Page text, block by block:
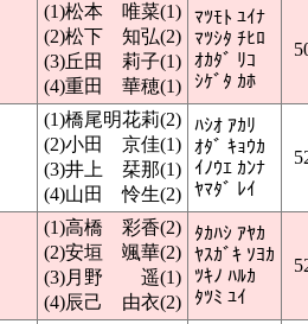
(1)松本 唯菜(1)
(2)松下 知弘(2)
(3)丘田 莉子(1)
(4)重田 華穂(1)
ﾏﾂﾓﾄ ﾕｲﾅ
ﾏﾂｼﾀ ﾁﾋﾛ
ｵｶﾀﾞ ﾘｺ
ｼｹﾞﾀ ｶﾎ
(1)橋尾明花莉(2)
(2)小田 京佳(1)
(3)井上 栞那(1)
(4)山田 怜生(2)
ﾊｼｵ ｱｶﾘ
ｵﾀﾞ ｷｮｳｶ
ｲﾉｳｴ ｶﾝﾅ
ﾔﾏﾀﾞ ﾚｲ
(1)高橋 彩香(2)
(2)安垣 颯華(2)
(3)月野 遥(1)
(4)辰己 由衣(2)
ﾀｶﾊｼ ｱﾔｶ
ﾔｽｶﾞｷ ｿﾖｶ
ﾂｷﾉ ﾊﾙｶ
ﾀﾂﾐ ﾕｲ